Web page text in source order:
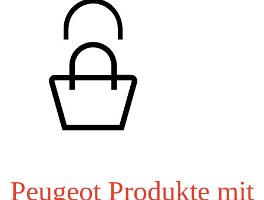
Peugeot Produkte mit